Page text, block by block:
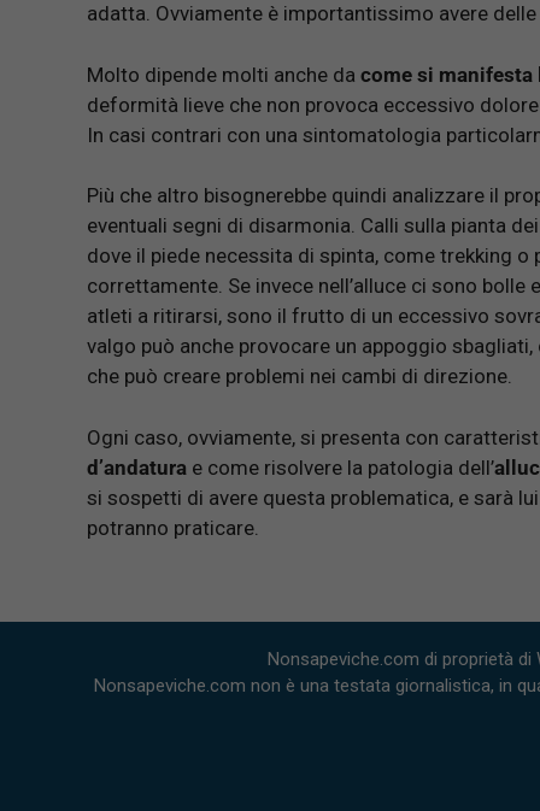
adatta. Ovviamente è importantissimo avere delle
Molto dipende molti anche da come si manifesta
deformità lieve che non provoca eccessivo
In casi contrari con una sintomatologia
Più che altro bisognerebbe quindi analizzare il
eventuali segni di disarmonia. Calli sulla pianta
dove il piede necessita di spinta, come trekking
correttamente. Se invece nell’alluce ci sono
atleti a ritirarsi, sono il frutto di un eccessivo
valgo può anche provocare un appoggio
che può creare problemi nei cambi di direzione.
Ogni caso, ovviamente, si presenta con
d’andatura e come risolvere la patologia dell’
si sospetti di avere questa problematica, e sarà
potranno praticare.
Nonsapeviche.com di proprietà di
Nonsapeviche.com non è una testata giornalistica, in